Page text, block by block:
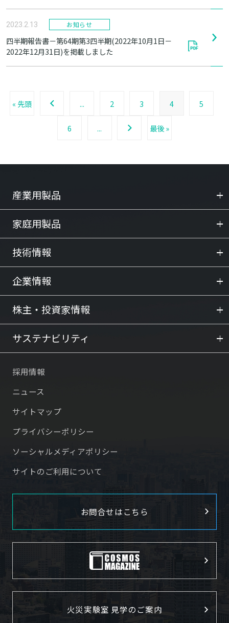
2023.2.13 お知らせ
四半期報告書－第64期第3四半期(2022年10月1日－
2022年12月31日)を掲載しました
« 先頭 ... 2 3 4 5
6 ... 最後 »
産業用製品
家庭用製品
技術情報
企業情報
株主・投資家情報
サステナビリティ
採用情報
ニュース
サイトマップ
プライバシーポリシー
ソーシャルメディアポリシー
サイトのご利用について
お問合せはこちら
火災実験室 見学のご案内